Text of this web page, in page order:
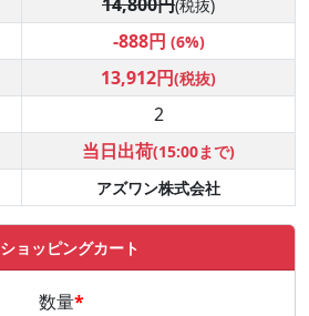
(税抜)
-888円 (6%)
13,912円(税抜)
2
当日出荷(15:00まで)
アズワン株式会社
ショッピングカート
数量*